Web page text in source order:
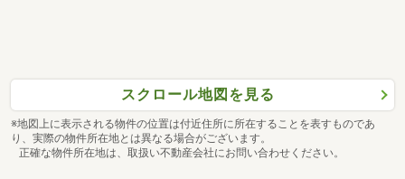
スクロール地図を見る
※地図上に表示される物件の位置は付近住所に所在することを表すものであ
り、実際の物件所在地とは異なる場合がございます。
正確な物件所在地は、取扱い不動産会社にお問い合わせください。